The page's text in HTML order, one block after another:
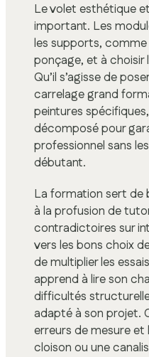
Le volet esthétique
important. Les
les supports, comme
ponçage, et à
Qu’il s’agisse de
carrelage grand
peintures
décomposé pour
professionnel sans
débutant.
La formation sert de
à la profusion de
contradictoires sur
vers les bons choix
de multiplier les
apprend à lire son
difficultés
adapté à son projet.
erreurs de mesure et
cloison ou une